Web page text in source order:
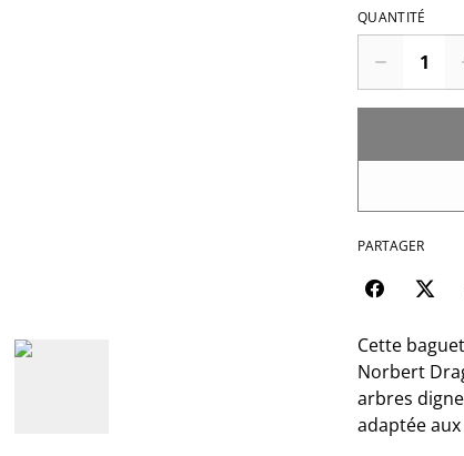
QUANTITÉ
PARTAGER
Cette
Norbert
arbres
adaptée